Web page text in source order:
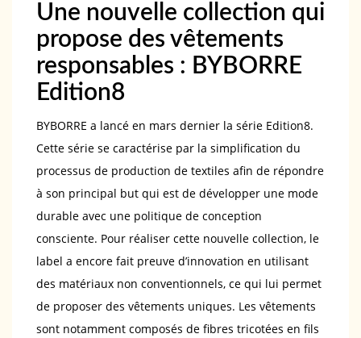
Une nouvelle collection qui
propose des vêtements
responsables : BYBORRE
Edition8
BYBORRE a lancé en mars dernier la série Edition8.
Cette série se caractérise par la simplification du
processus de production de textiles afin de répondre
à son principal but qui est de développer une mode
durable avec une politique de conception
consciente. Pour réaliser cette nouvelle collection, le
label a encore fait preuve d’innovation en utilisant
des matériaux non conventionnels, ce qui lui permet
de proposer des vêtements uniques. Les vêtements
sont notamment composés de fibres tricotées en fils